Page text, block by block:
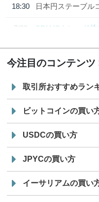
18:30
日本円ステーブル
7/29
SBI VCトレード株
今注目のコンテンツ
取引所おすすめラン
ビットコインの買い
USDCの買い方
JPYCの買い方
イーサリアムの買い